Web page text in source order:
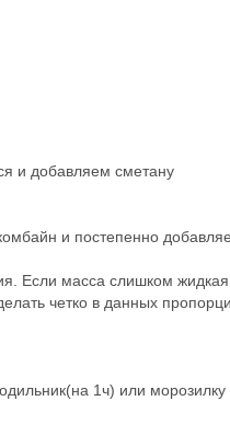
и добавляем сметану
и постепенно
Если масса слишком
четко в данных
1ч) или